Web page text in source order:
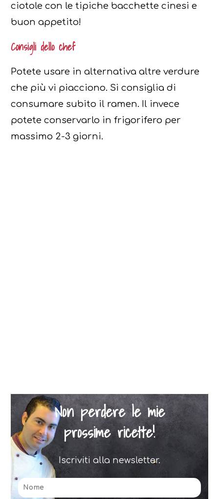
ciotole con le tipiche bacchette cinesi e
buon appetito!
Consigli dello chef
Potete usare in alternativa altre verdure
che più vi piacciono. Si consiglia di
consumare subito il ramen. Il invece
potete conservarlo in frigorifero per
massimo 2-3 giorni.
Non perdere le mie
prossime ricette!
Iscriviti alla newsletter.